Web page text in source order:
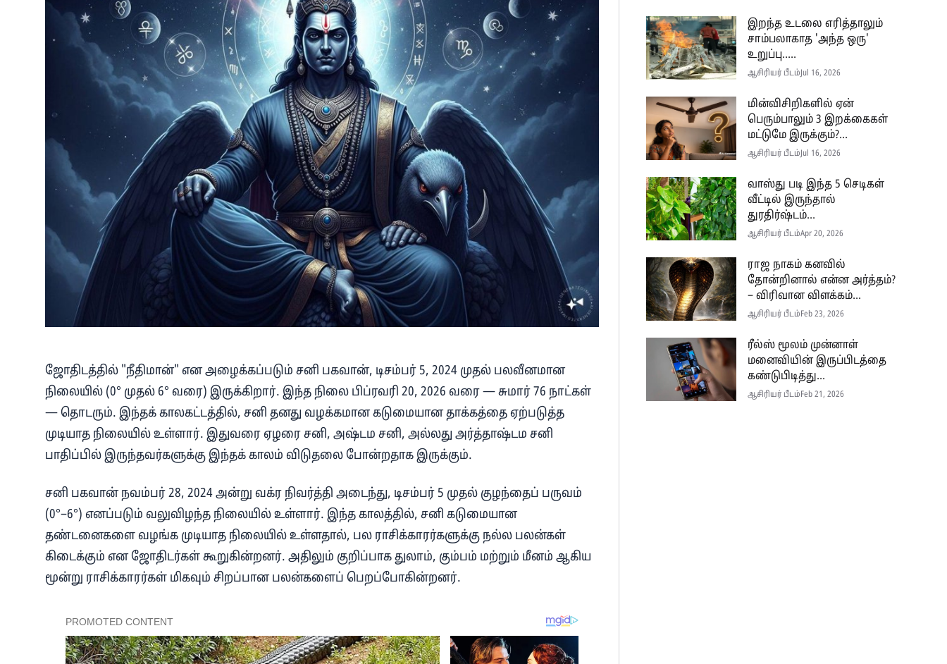
ஜோதிடத்தில் "நீதிமான்" என அழைக்கப்படும் சனி பகவான், டிசம்பர் 5, 2024 முதல் பலவீனமான
நிலையில் (0° முதல் 6° வரை) இருக்கிறார். இந்த நிலை பிப்ரவரி 20, 2026 வரை — சுமார் 76 நாட்கள்
— தொடரும். இந்தக் காலகட்டத்தில், சனி தனது வழக்கமான கடுமையான தாக்கத்தை ஏற்படுத்த
முடியாத நிலையில் உள்ளார். இதுவரை ஏழரை சனி, அஷ்டம சனி, அல்லது அர்த்தாஷ்டம சனி
பாதிப்பில் இருந்தவர்களுக்கு இந்தக் காலம் விடுதலை போன்றதாக இருக்கும்.
சனி பகவான் நவம்பர் 28, 2024 அன்று வக்ர நிவர்த்தி அடைந்து, டிசம்பர் 5 முதல் குழந்தைப் பருவம்
(0°–6°) எனப்படும் வலுவிழந்த நிலையில் உள்ளார். இந்த காலத்தில், சனி கடுமையான
தண்டனைகளை வழங்க முடியாத நிலையில் உள்ளதால், பல ராசிக்காரர்களுக்கு நல்ல பலன்கள்
கிடைக்கும் என ஜோதிடர்கள் கூறுகின்றனர். அதிலும் குறிப்பாக துலாம், கும்பம் மற்றும் மீனம் ஆகிய
மூன்று ராசிக்காரர்கள் மிகவும் சிறப்பான பலன்களைப் பெறப்போகின்றனர்.
இறந்த உடலை எரித்தாலும்
சாம்பலாகாத 'அந்த ஒரு'
உறுப்பு.....
ஆசிரியர் பீடம் Jul 16, 2026
மின்விசிறிகளில் ஏன்
பெரும்பாலும் 3 இறக்கைகள்
மட்டுமே இருக்கும்?...
ஆசிரியர் பீடம் Jul 16, 2026
வாஸ்து படி இந்த 5 செடிகள்
வீட்டில் இருந்தால்
துரதிர்ஷ்டம்...
ஆசிரியர் பீடம்Apr 20, 2026
ராஜ நாகம் கனவில்
தோன்றினால் என்ன அர்த்தம்?
– விரிவான விளக்கம்...
ஆசிரியர் பீடம்Feb 23, 2026
ரீல்ஸ் மூலம் முன்னாள்
மனைவியின் இருப்பிடத்தை
கண்டுபிடித்து...
ஆசிரியர் பீடம்Feb 21, 2026